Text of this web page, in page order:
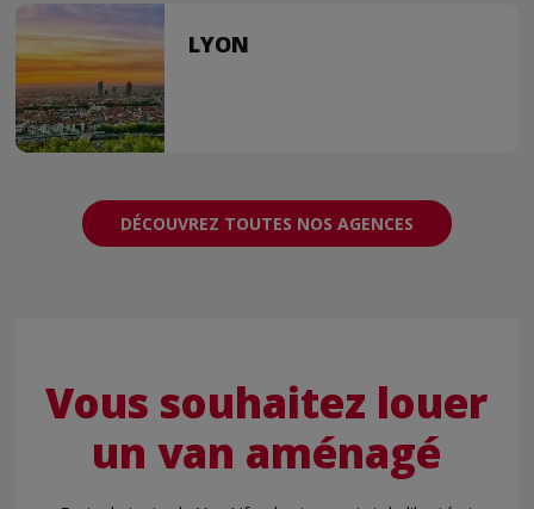
LYON
DÉCOUVREZ TOUTES NOS AGENCES
Vous souhaitez louer
un van aménagé